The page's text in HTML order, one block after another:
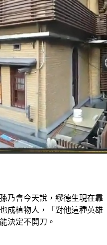
乃會今天說，繆德生現在靠
成植物人，「對他這種英雄
決定不開刀。